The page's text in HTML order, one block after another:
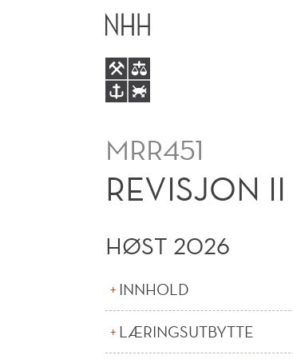
REVISJON
MRR451
REVISJON
HØST 2026
INNHOLD
LÆRINGSUTBYTTE